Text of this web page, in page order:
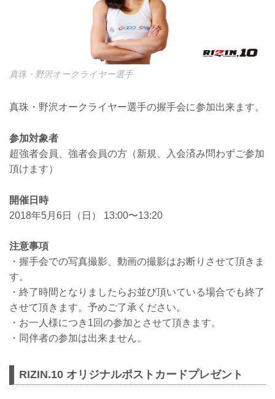
真珠・野沢オークライヤー選手
真珠・野沢オークライヤー選手の握手会に参加出来ます。
参加対象者
超強者会員、強者会員の方（新規、入会済み問わずご参加
頂けます）
開催日時
2018年5月6日（日） 13:00〜13:20
注意事項
・握手会での写真撮影、動画の撮影はお断りさせて頂きま
す。
・終了時間となりましたらお並び頂いている場合でも終了
させて頂きます。予めご了承ください。
・お一人様につき1回の参加とさせて頂きます。
・同伴者の参加は出来ません。
RIZIN.10 オリジナルポストカードプレゼント